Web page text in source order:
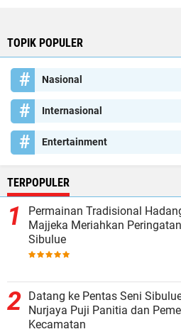
TOPIK POPULER
Nasional
Internasional
Entertainment
TERPOPULER
Permainan Tradisional
Majjeka Meriahkan
Sibulue
Datang ke Pentas Seni
Nurjaya Puji Panitia dan
Kecamatan